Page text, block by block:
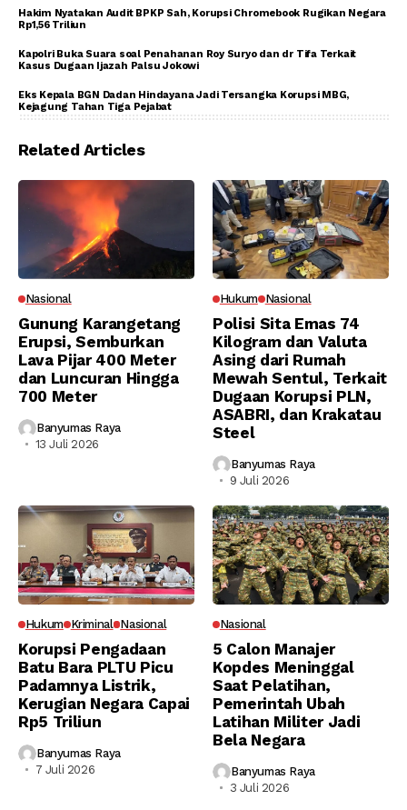
Hakim Nyatakan Audit BPKP Sah, Korupsi Chromebook Rugikan Negara
Rp1,56 Triliun
Kapolri Buka Suara soal Penahanan Roy Suryo dan dr Tifa Terkait
Kasus Dugaan Ijazah Palsu Jokowi
Eks Kepala BGN Dadan Hindayana Jadi Tersangka Korupsi MBG,
Kejagung Tahan Tiga Pejabat
Related Articles
Nasional
Gunung Karangetang
Erupsi, Semburkan
Lava Pijar 400 Meter
dan Luncuran Hingga
700 Meter
Banyumas Raya
13 Juli 2026
Hukum Nasional
Polisi Sita Emas 74
Kilogram dan Valuta
Asing dari Rumah
Mewah Sentul, Terkait
Dugaan Korupsi PLN,
ASABRI, dan Krakatau
Steel
Banyumas Raya
9 Juli 2026
Hukum Kriminal Nasional
Korupsi Pengadaan
Batu Bara PLTU Picu
Padamnya Listrik,
Kerugian Negara Capai
Rp5 Triliun
Banyumas Raya
7 Juli 2026
Nasional
5 Calon Manajer
Kopdes Meninggal
Saat Pelatihan,
Pemerintah Ubah
Latihan Militer Jadi
Bela Negara
Banyumas Raya
3 Juli 2026